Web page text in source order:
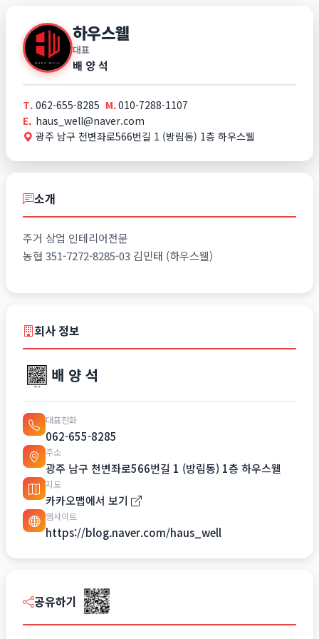
하우스웰
대표
배 양 석
T. 062-655-8285 M.010-7288-1107
E. haus_well@naver.com
광주 남구 천변좌로566번길 1 (방림동) 1층 하우스웰
소개
주거 상업 인테리어전문
농협 351-7272-8285-03 김민태 (하우스웰)
회사 정보
배 양 석
대표전화
062-655-8285
주소
광주 남구 천변좌로566번길 1 (방림동) 1층 하우스웰
지도
카카오맵에서 보기
웹사이트
https://blog.naver.com/haus_well
공유하기